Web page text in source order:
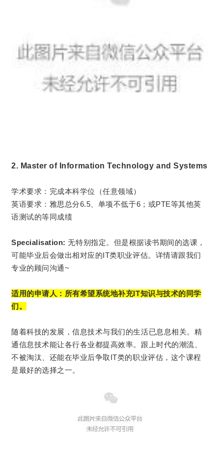
2. Master of Information Technology and Systems
学术要求：完成本科学位（任意领域）
英语要求： 雅思总分6.5、单项不低于6；或PTE等其他英
语测试的等同成绩
Specialisation:无特别指定。但是根据读书期间的选课，
可能毕业后会做出相对应的IT类职业评估。详情请跟我们
专业的顾问沟通~
适用的申请人：所有希望系统地补充IT知识与技术的同学
们。
随着科技的发展，信息技术与我们的生活已息息相关。精
通信息技术能让各行各业都提高效率。跟上时代的潮流、
不被淘汰、还能在毕业后争取IT类的职业评估，这个课程
是最好的选择之一。